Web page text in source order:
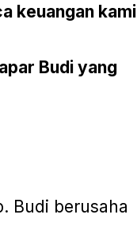
keuangan kami
Budi yang
Budi berusaha